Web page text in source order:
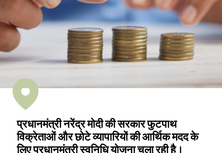
प्रधानमंत्री नरेंद्र मोदी की
विक्रेताओं और छोटे व्यापारियों